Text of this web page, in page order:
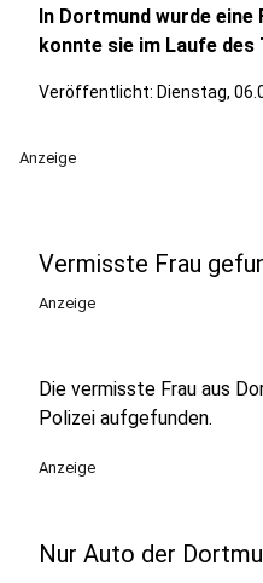
In Dortmund wurde
konnte sie im Laufe des
Veröffentlicht: Dienstag,
Anzeige
Vermisste Frau
Anzeige
Die vermisste Frau aus
Polizei aufgefunden.
Anzeige
Nur Auto der